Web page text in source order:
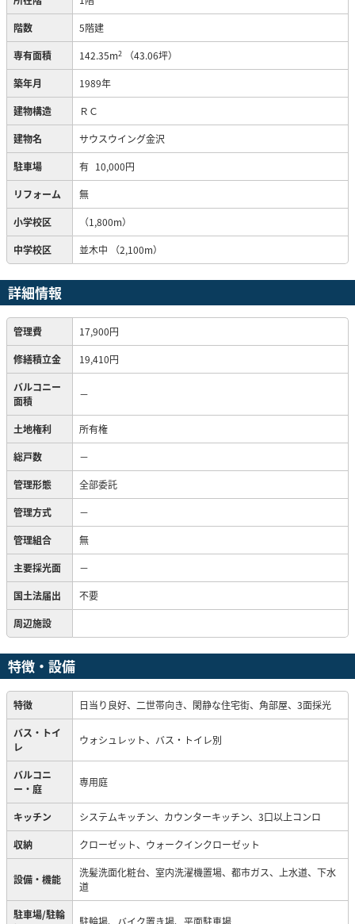
階数 5階建
専有面積 142.35m2 （43.06坪）
築年月 1989年
建物構造 ＲＣ
建物名 サウスウイング金沢
駐車場 有 10,000円
リフォーム 無
小学校区 （1,800m）
中学校区 並木中 （2,100m）
詳細情報
管理費 17,900円
修繕積立金 19,410円
バルコニー
面積
－
土地権利 所有権
総戸数 －
管理形態 全部委託
管理方式 －
管理組合 無
主要採光面 －
国土法届出 不要
周辺施設
特徴・設備
特徴 日当り良好、二世帯向き、閑静な住宅街、角部屋、3面採光
バス・トイ
レ
ウォシュレット、バス・トイレ別
バルコニ
ー・庭
専用庭
キッチン システムキッチン、カウンターキッチン、3口以上コンロ
収納 クローゼット、ウォークインクローゼット
設備・機能
洗髪洗面化粧台、室内洗濯機置場、都市ガス、上水道、下水
道
駐車場/駐輪
駐輪場、バイク置き場、平面駐車場